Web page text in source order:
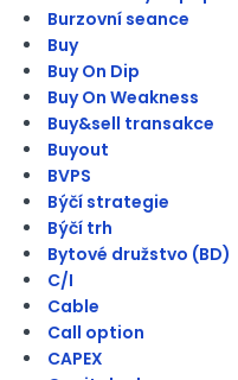
Burzovní seance
Buy
Buy On Dip
Buy On Weakness
Buy&sell transakce
Buyout
BVPS
Býčí strategie
Býčí trh
Bytové družstvo (BD)
C/I
Cable
Call option
CAPEX